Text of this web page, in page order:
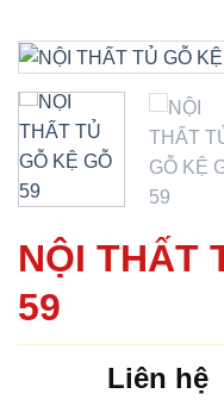
NỘI THẤT
59
Liên hệ